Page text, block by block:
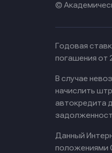
©
Годовая
погашения от
В случае
начислить
автокредита
Данный
положениями